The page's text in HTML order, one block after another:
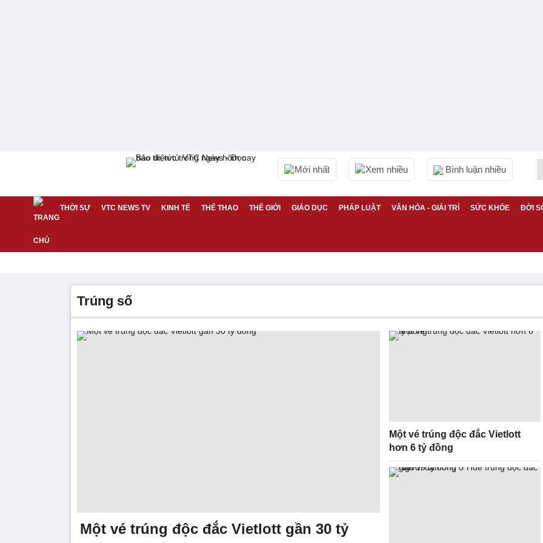
Mới nhất Xem nhiều Bình luận nhiều
THỜI SỰ VTC NEWS TV KINH TẾ THỂ THAO THẾ GIỚI GIÁO DỤC PHÁP LUẬT VĂN HÓA - GIẢI TRÍ SỨC KHỎE ĐỜI
trúng số
Một vé trúng độc đắc Vietlott gần 30 tỷ
Một vé trúng độc đắc Vietlott
hơn 6 tỷ đồng